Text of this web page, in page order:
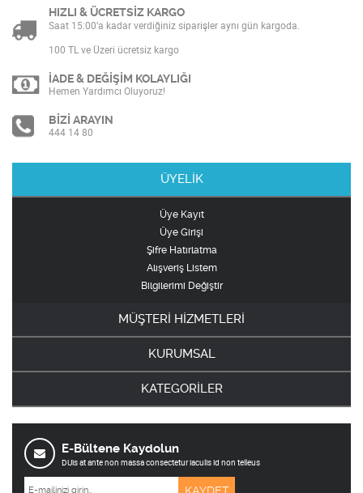
HIZLI & ÜCRETSİZ KARGO
Saat 15:00’a kadar verdiğiniz siparişler aynı gün kargoda.
100 TL ve Üzeri ücretsiz kargo
İADE & DEĞİŞİM KOLAYLIĞI
Hemen Yardımcı Oluyoruz!
BİZİ ARAYIN
444 14 80
ÜYELİK
Üye Kayıt
Üye Girişi
Şifre Hatırlatma
Alışveriş Listem
Bilgilerimi Değiştir
MÜŞTERİ HİZMETLERİ
KURUMSAL
KATEGORİLER
E-Bültene Kaydolun
DUis at ante non massa consectetur iaculis id non telleus